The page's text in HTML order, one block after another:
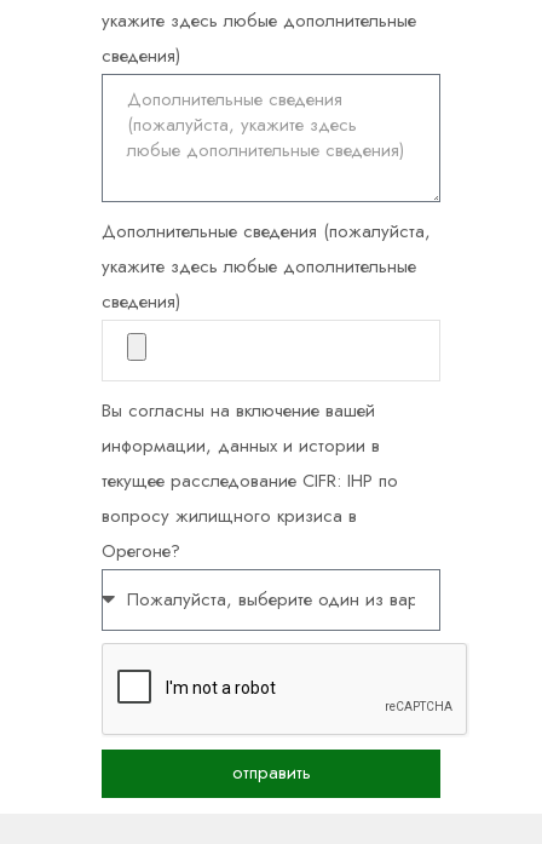
укажите здесь любые дополнительные
сведения)
Дополнительные сведения (пожалуйста,
укажите здесь любые дополнительные
сведения)
Вы согласны на включение вашей
информации, данных и истории в
текущее расследование CIFR: IHP по
вопросу жилищного кризиса в
Орегоне?
отправить